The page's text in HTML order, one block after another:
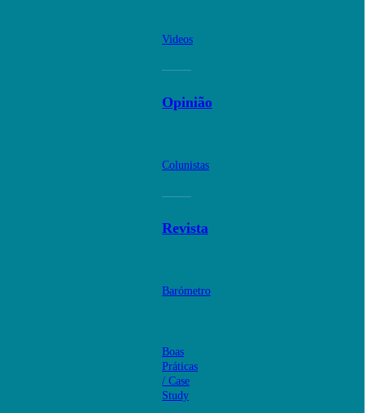
Videos
Opinião
Colunistas
Revista
Barómetro
Boas
Práticas
/ Case
Study